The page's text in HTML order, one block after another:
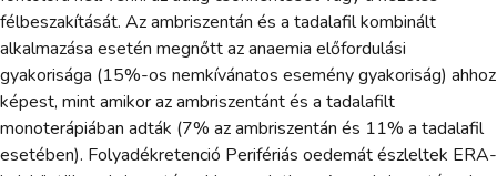
félbeszakítását. Az ambriszentán és a tadalafil kombinált
alkalmazása esetén megnőtt az anaemia előfordulási
gyakorisága (15%-os nemkívánatos esemény gyakoriság) ahhoz
képest, mint amikor az ambriszentánt és a tadalafilt
monoterápiában adták (7% az ambriszentán és 11% a tadalafil
esetében). Folyadékretenció Perifériás oedemát észleltek ERA-